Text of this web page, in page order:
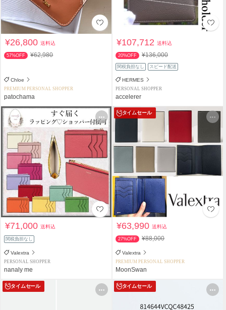
¥26,800送料込
57%OFF ¥62,980
Chloe
PREMIUM PERSONAL SHOPPER
patochama
¥107,712送料込
20%OFF ¥136,000
関税負担なし スピード配送
HERMES
PERSONAL SHOPPER
accelerer
¥71,000送料込
関税負担なし
Valextra
PERSONAL SHOPPER
nanaly me
タイムセール
¥63,990送料込
27%OFF ¥88,000
Valextra
PREMIUM PERSONAL SHOPPER
MoonSwan
タイムセール タイムセール